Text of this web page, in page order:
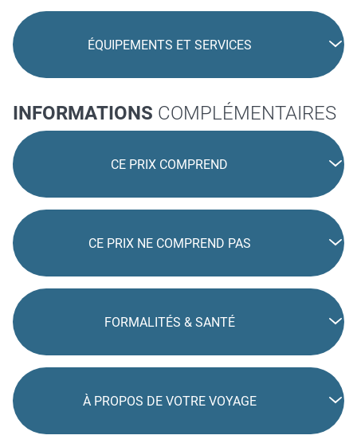
ÉQUIPEMENTS ET SERVICES
INFORMATIONS COMPLÉMENTAIRES
CE PRIX COMPREND
CE PRIX NE COMPREND PAS
FORMALITÉS & SANTÉ
À PROPOS DE VOTRE VOYAGE